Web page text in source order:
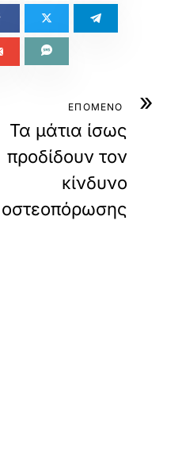
»
ΕΠΟΜΕΝΟ
Τα μάτια ίσως
προδίδουν τον
κίνδυνο
οστεοπόρωσης